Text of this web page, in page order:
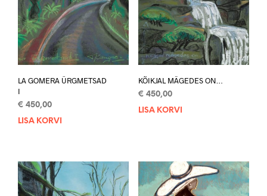
LA GOMERA ÜRGMETSAD
I
€ 450,00
LISA KORVI
KÕIKJAL MÄGEDES ON…
€ 450,00
LISA KORVI